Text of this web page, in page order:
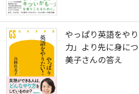
やっぱり英語をや
力」より先に身に
美子さんの答え